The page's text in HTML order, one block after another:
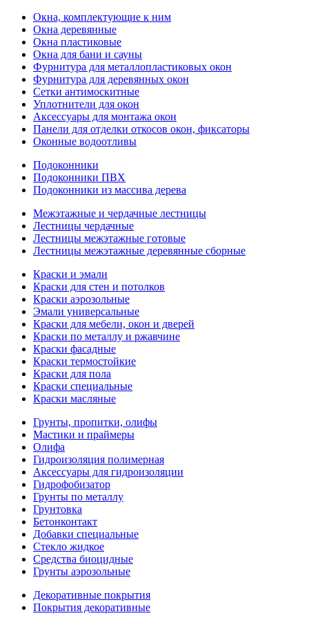
Окна, комплектующие к ним
Окна деревянные
Окна пластиковые
Окна для бани и сауны
Фурнитура для металлопластиковых окон
Фурнитура для деревянных окон
Сетки антимоскитные
Уплотнители для окон
Аксессуары для монтажа окон
Панели для отделки откосов окон, фиксаторы
Оконные водоотливы
Подоконники
Подоконники ПВХ
Подоконники из массива дерева
Межэтажные и чердачные лестницы
Лестницы чердачные
Лестницы межэтажные готовые
Лестницы межэтажные деревянные сборные
Краски и эмали
Краски для стен и потолков
Краски аэрозольные
Эмали универсальные
Краски для мебели, окон и дверей
Краски по металлу и ржавчине
Краски фасадные
Краски термостойкие
Краски для пола
Краски специальные
Краски масляные
Грунты, пропитки, олифы
Мастики и праймеры
Олифа
Гидроизоляция полимерная
Аксессуары для гидроизоляции
Гидрофобизатор
Грунты по металлу
Грунтовка
Бетонконтакт
Добавки специальные
Стекло жидкое
Средства биоцидные
Грунты аэрозольные
Декоративные покрытия
Покрытия декоративные